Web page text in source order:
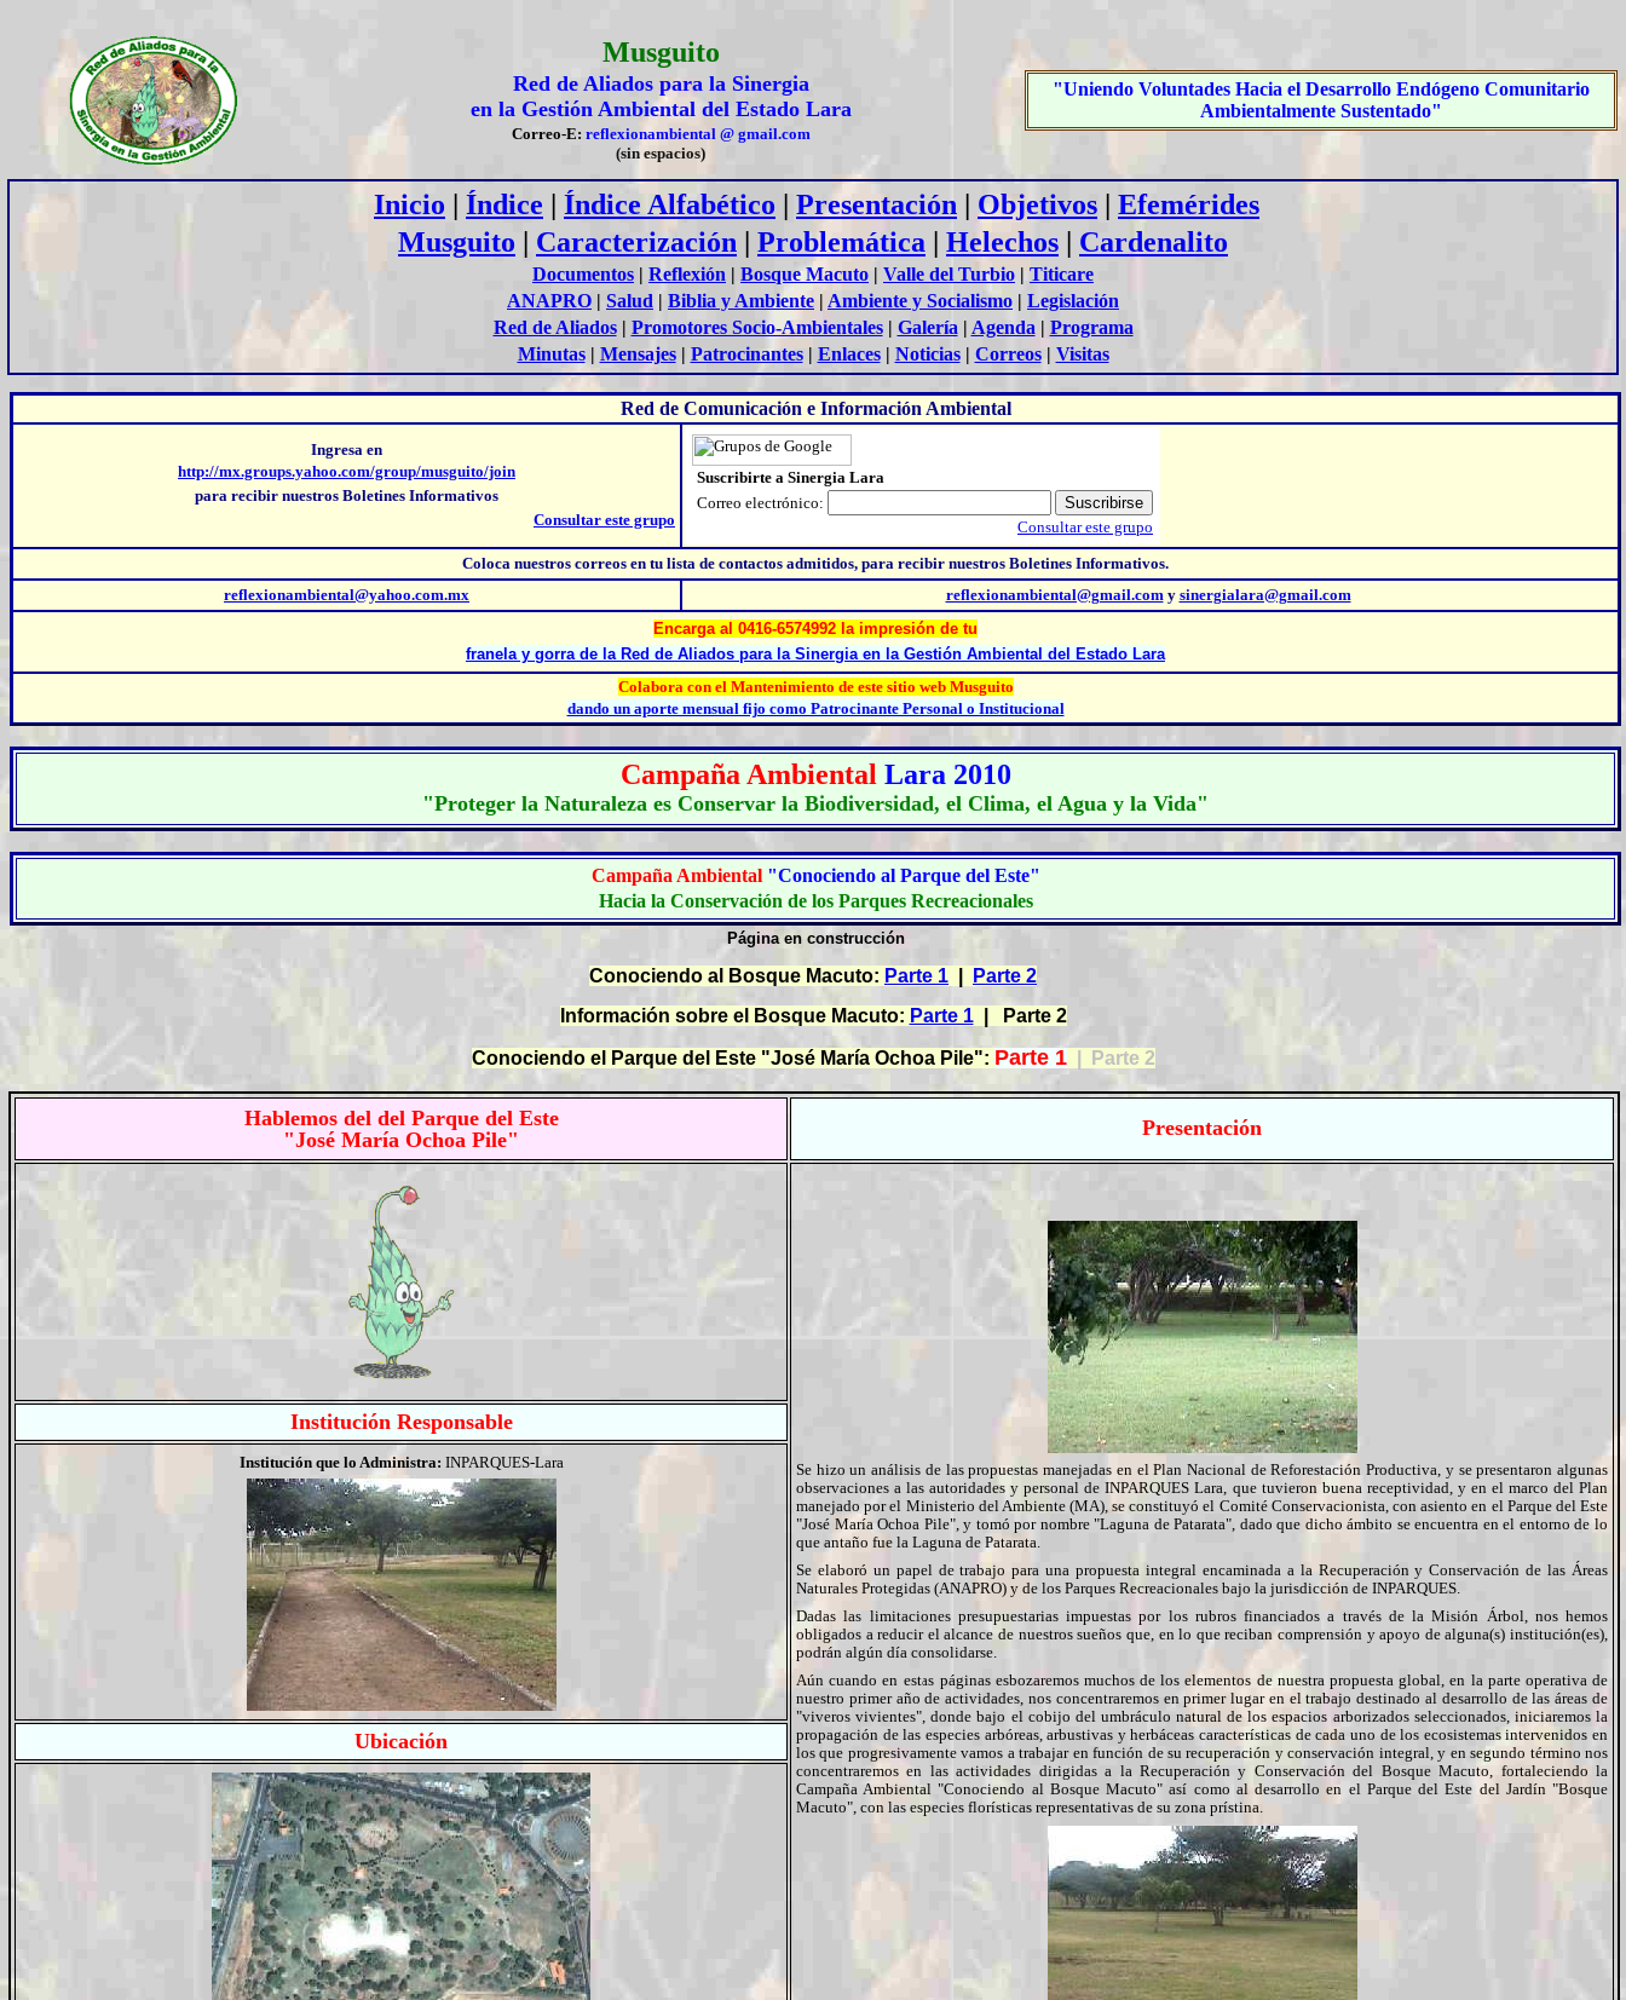
Musguito
Red de Aliados para la Sinergia
en la Gestión Ambiental del Estado Lara
Correo-E: reflexionambiental @ gmail.com
(sin espacios)
"Uniendo Voluntades Hacia el Desarrollo Endógeno Comunitario
Ambientalmente Sustentado"
Inicio | Índice | Índice Alfabético | Presentación | Objetivos | Efemérides
Musguito | Caracterización | Problemática | Helechos | Cardenalito
Documentos | Reflexión | Bosque Macuto | Valle del Turbio | Titicare
ANAPRO | Salud | Biblia y Ambiente | Ambiente y Socialismo | Legislación
Red de Aliados| Promotores Socio-Ambientales| Galería | Agenda | Programa
Minutas| Mensajes| Patrocinantes| Enlaces| Noticias| Correos| Visitas
Red de Comunicación e Información Ambiental
Ingresa en
http://mx.groups.yahoo.com/group/musguito/join
para recibir nuestros Boletines Informativos
Consultar este grupo
Suscribirte a Sinergia Lara
Correo electrónico:
Consultar este grupo
Coloca nuestros correos en tu lista de contactos admitidos, para recibir nuestros Boletines Informativos.
reflexionambiental@yahoo.com.mx
reflexionambiental@gmail.comy sinergialara@gmail.com
Encarga al 0416-6574992 la impresión de tu
franela y gorra de la Red de Aliados para la Sinergia en la Gestión Ambiental del Estado Lara
Colabora con el Mantenimiento de este sitio web Musguito
dando un aporte mensual fijo como Patrocinante Personal o Institucional
Campaña Ambiental Lara 2010
"Proteger la Naturaleza es Conservar la Biodiversidad, el Clima, el Agua y la Vida"
Campaña Ambiental "Conociendo al Parque del Este"
Hacia la Conservación de los Parques Recreacionales
Página en construcción
Conociendo al Bosque Macuto: Parte 1
Parte 2
Información sobre el Bosque Macuto: Parte 1| Parte 2
Conociendo el Parque del Este "José María Ochoa Pile": Parte 1| Parte 2
Hablemos del del Parque del Este
"José María Ochoa Pile"
Presentación
Se hizo un análisis de las propuestas manejadas en el Plan Nacional de Reforestación Productiva, y se presentaron algunas
observaciones a las autoridades y personal de INPARQUES Lara, que tuvieron buena receptividad, y en el marco del Plan
manejado por el Ministerio del Ambiente (MA), se constituyó el Comité Conservacionista, con asiento en el Parque del Este
"José María Ochoa Pile", y tomó por nombre "Laguna de Patarata", dado que dicho ámbito se encuentra en el entorno de lo
que antaño fue la Laguna de Patarata.
Se elaboró un papel de trabajo para una propuesta integral encaminada a la Recuperación y Conservación de las Áreas
Naturales Protegidas (ANAPRO) y de los Parques Recreacionales bajo la jurisdicción de INPARQUES.
Dadas las limitaciones presupuestarias impuestas por los rubros financiados a través de la Misión Árbol, nos hemos
obligados a reducir el alcance de nuestros sueños que, en lo que reciban comprensión y apoyo de alguna(s) institución(es),
podrán algún día consolidarse.
Aún cuando en estas páginas esbozaremos muchos de los elementos de nuestra propuesta global, en la parte operativa de
nuestro primer año de actividades, nos concentraremos en primer lugar en el trabajo destinado al desarrollo de las áreas de
"viveros vivientes", donde bajo el cobijo del umbráculo natural de los espacios arborizados seleccionados, iniciaremos la
propagación de las especies arbóreas, arbustivas y herbáceas características de cada uno de los ecosistemas intervenidos en
los que progresivamente vamos a trabajar en función de su recuperación y conservación integral, y en segundo término nos
concentraremos en las actividades dirigidas a la Recuperación y Conservación del Bosque Macuto, fortaleciendo la
Campaña Ambiental "Conociendo al Bosque Macuto" así como al desarrollo en el Parque del Este del Jardín "Bosque
Macuto", con las especies florísticas representativas de su zona prístina.
Institución Responsable
Institución que lo Administra: INPARQUES-Lara
Ubicación